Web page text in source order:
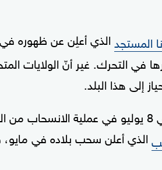
المستجد الذي أعلِن عن ظهوره في
في التحرك. غير أنّ الولايات
إلى هذا البلد.
وشرعت الولايات المتحدة رسمياً في 8 يوليو في
الذي أعلن سحب بلاده في مايو،